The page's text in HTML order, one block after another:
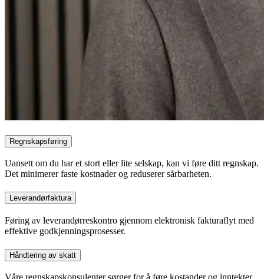
Regnskapsføring
Uansett om du har et stort eller lite selskap, kan vi føre ditt regnskap.
Det minimerer faste kostnader og reduserer sårbarheten.
Leverandørfaktura
Føring av leverandørreskontro gjennom elektronisk fakturaflyt med
effektive godkjenningsprosesser.
Håndtering av skatt